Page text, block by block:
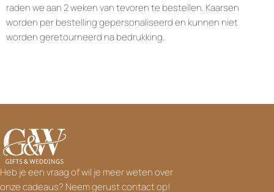
raden we aan 2 weken van tevoren te bestellen. Kaarsen
worden per bestelling gepersonaliseerd en kunnen niet
worden geretourneerd na bedrukking.
Heb je een vraag of wil je meer weten over
onze cadeaus? Neem gerust contact op!